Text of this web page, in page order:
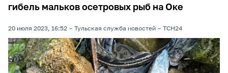
гибель мальков осетровых рыб на Оке
20 июля 2023, 16:52 Тульская служба новостей ТСН24